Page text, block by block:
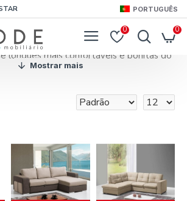
PORTUGUÊS
0 0
longues mais confortáveis e bonitas do
mercado.
relaxar depois de um longo dia de
uma coleção de chaise longues para
de vários materiais e designs.